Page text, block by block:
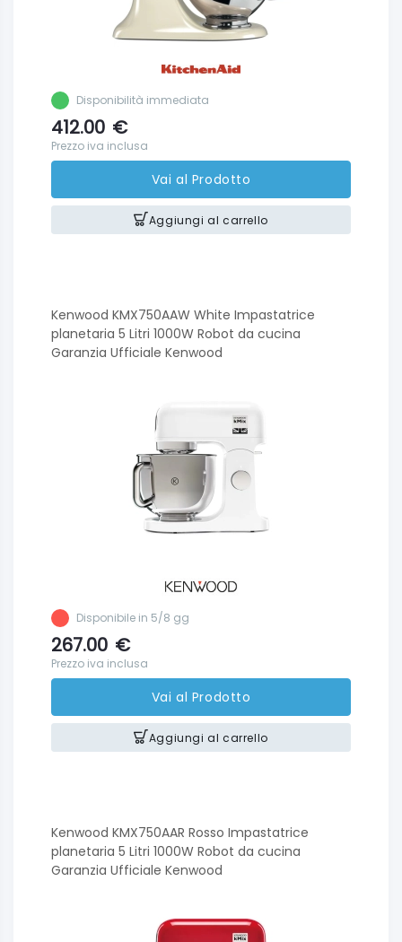
Disponibilità immediata
412.00 €
Prezzo iva inclusa
Vai al Prodotto
Aggiungi al carrello
Kenwood KMX750AAW White Impastatrice
planetaria 5 Litri 1000W Robot da cucina
Garanzia Ufficiale Kenwood
Disponibile in 5/8 gg
267.00 €
Prezzo iva inclusa
Vai al Prodotto
Aggiungi al carrello
Kenwood KMX750AAR Rosso Impastatrice
planetaria 5 Litri 1000W Robot da cucina
Garanzia Ufficiale Kenwood